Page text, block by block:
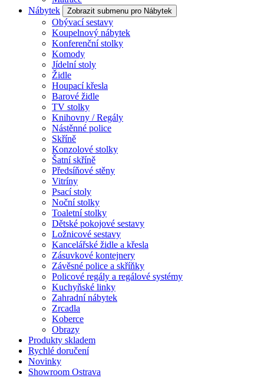
Nábytek
Zobrazit submenu pro Nábytek
Obývací sestavy
Koupelnový nábytek
Konferenční stolky
Komody
Jídelní stoly
Židle
Houpací křesla
Barové židle
TV stolky
Knihovny / Regály
Nástěnné police
Skříně
Konzolové stolky
Šatní skříně
Předsíňové stěny
Vitríny
Psací stoly
Noční stolky
Toaletní stolky
Dětské pokojové sestavy
Ložnicové sestavy
Kancelářské židle a křesla
Zásuvkové kontejnery
Závěsné police a skříňky
Policové regály a regálové systémy
Kuchyňské linky
Zahradní nábytek
Zrcadla
Koberce
Obrazy
Produkty skladem
Rychlé doručení
Novinky
Showroom Ostrava